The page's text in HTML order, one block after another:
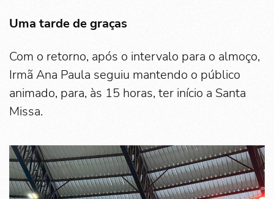
Uma tarde de graças
Com o retorno, após o intervalo para o almoço,
Irmã Ana Paula seguiu mantendo o público
animado, para, às 15 horas, ter início a Santa
Missa.